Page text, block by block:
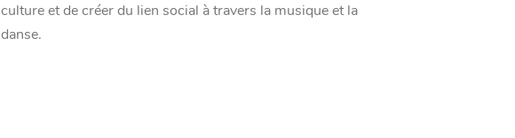
culture et de créer du lien social à travers la musique et la
danse.